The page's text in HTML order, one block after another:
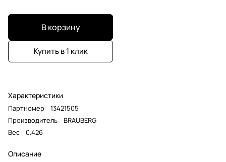
В корзину
Купить в 1 клик
Характеристики
Партномер: 13421505
Производитель: BRAUBERG
Вес: 0.426
Описание